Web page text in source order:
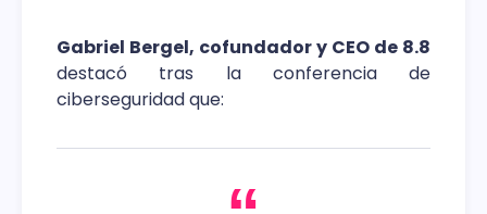
Gabriel Bergel, cofundador y CEO de 8.8
destacó tras la conferencia de
ciberseguridad que: